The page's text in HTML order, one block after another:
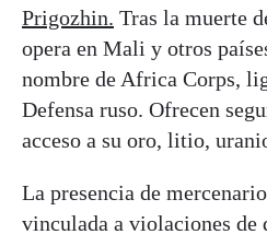
Prigozhin. Tras la muerte
opera en Mali y otros
nombre de Africa Corps,
Defensa ruso. Ofrecen
acceso a su oro, litio,
La presencia de
vinculada a violaciones de